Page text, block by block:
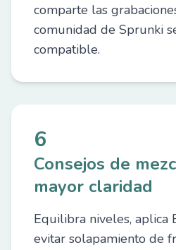
comparte las
comunidad de Sprunki
compatible.
6
Consejos de
mayor claridad
Equilibra niveles, aplica
evitar solapamiento de